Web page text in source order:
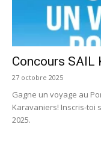
Concours SAIL
27 octobre 2025
Gagne un voyage au
Karavaniers! Inscris-toi
2025.